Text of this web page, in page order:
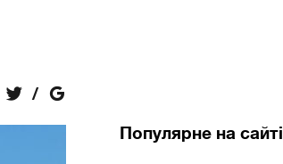
Популярне на сайті